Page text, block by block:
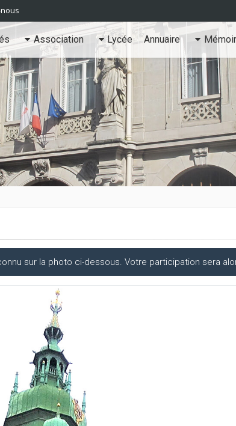
Association Lycée Annuaire
sur la photo ci-dessous. Votre participation sera